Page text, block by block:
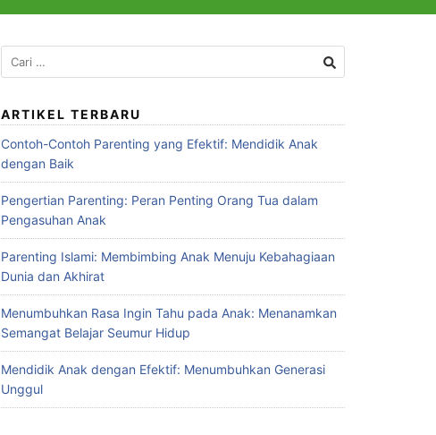
Cari
untuk:
ARTIKEL TERBARU
Contoh-Contoh Parenting yang Efektif: Mendidik Anak
dengan Baik
Pengertian Parenting: Peran Penting Orang Tua dalam
Pengasuhan Anak
Parenting Islami: Membimbing Anak Menuju Kebahagiaan
Dunia dan Akhirat
Menumbuhkan Rasa Ingin Tahu pada Anak: Menanamkan
Semangat Belajar Seumur Hidup
Mendidik Anak dengan Efektif: Menumbuhkan Generasi
Unggul